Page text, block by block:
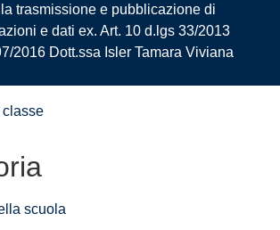
scuola
trasmissione e pubblicazione di
e dati ex. Art. 10 d.lgs 33/2013
2016 Dott.ssa Isler Tamara Viviana